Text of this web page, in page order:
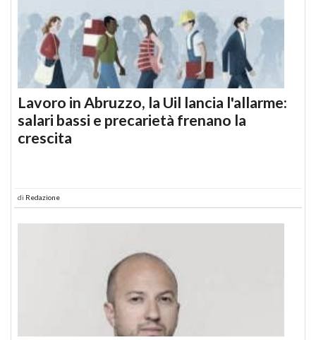
Lavoro in Abruzzo, la Uil lancia l'allarme:
salari bassi e precarietà frenano la
crescita
di Redazione